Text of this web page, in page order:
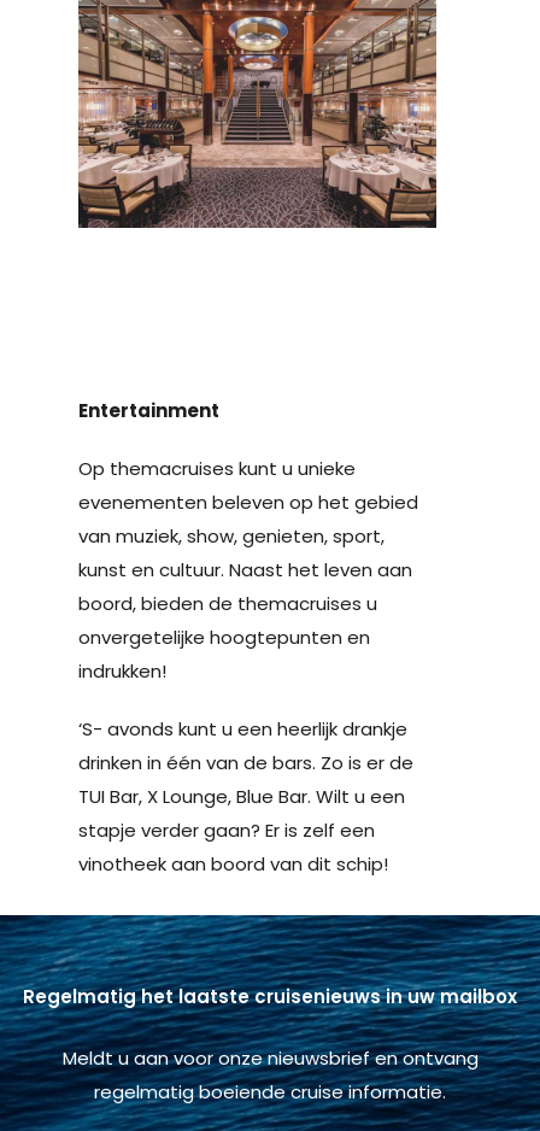
Entertainment
Op themacruises kunt u unieke
evenementen beleven op het gebied
van muziek, show, genieten, sport,
kunst en cultuur. Naast het leven aan
boord, bieden de themacruises u
onvergetelijke hoogtepunten en
indrukken!
‘S- avonds kunt u een heerlijk drankje
drinken in één van de bars. Zo is er de
TUI Bar, X Lounge, Blue Bar. Wilt u een
stapje verder gaan? Er is zelf een
vinotheek aan boord van dit schip!
Regelmatig het laatste cruisenieuws in uw mailbox
Meldt u aan voor onze nieuwsbrief en ontvang
regelmatig boeiende cruise informatie.